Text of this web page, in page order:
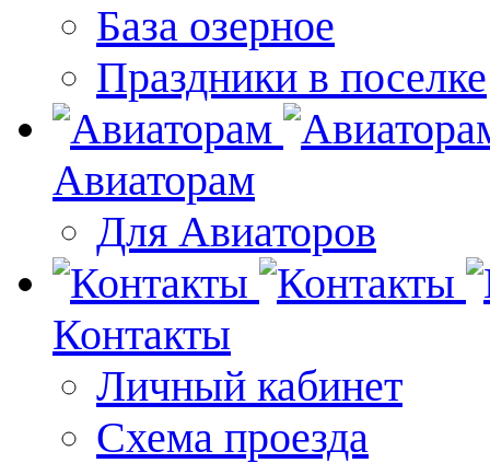
База озерное
Праздники в поселке
Авиаторам
Для Авиаторов
Контакты
Личный кабинет
Схема проезда